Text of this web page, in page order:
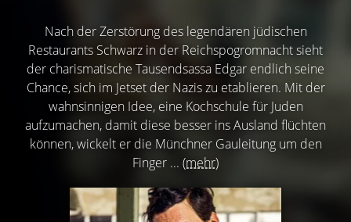
Nach der Zerstörung des legendären jüdischen
Restaurants Schwarz in der Reichspogromnacht sieht
der charismatische Tausendsassa Edgar endlich seine
Chance, sich im Jetset der Nazis zu etablieren. Mit der
wahnsinnigen Idee, eine Kochschule für Juden
aufzumachen, damit diese besser ins Ausland flüchten
können, wickelt er die Münchner Gauleitung um den
Finger ... (mehr)